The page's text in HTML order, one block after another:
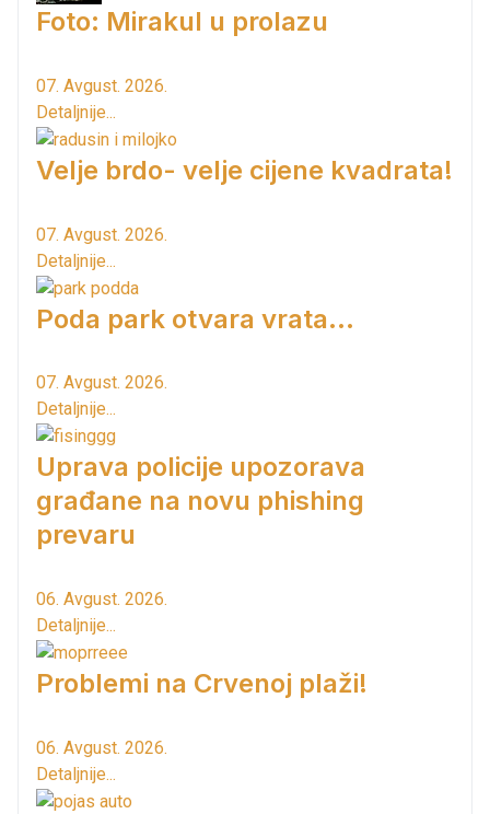
Foto: Mirakul u prolazu
07. Avgust. 2026.
Detaljnije...
Velje brdo- velje cijene kvadrata!
07. Avgust. 2026.
Detaljnije...
Poda park otvara vrata...
07. Avgust. 2026.
Detaljnije...
Uprava policije upozorava
građane na novu phishing
prevaru
06. Avgust. 2026.
Detaljnije...
Problemi na Crvenoj plaži!
06. Avgust. 2026.
Detaljnije...